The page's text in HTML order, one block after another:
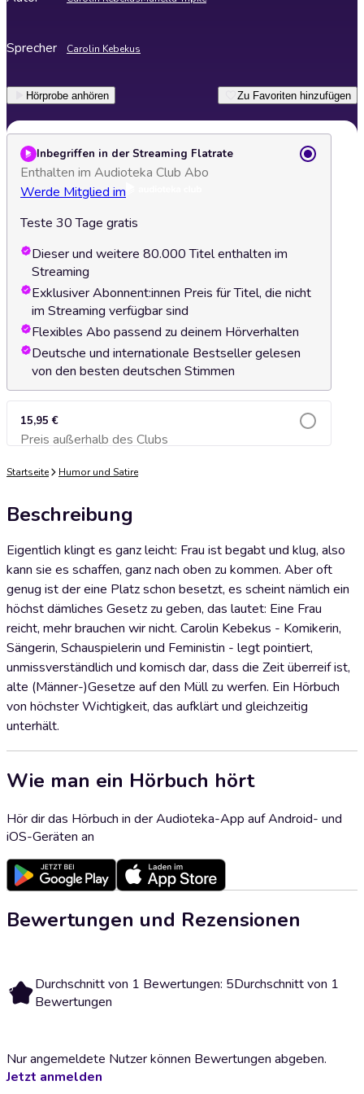
Sprecher Carolin Kebekus
Hörprobe anhören Zu Favoriten hinzufügen
Inbegriffen in der Streaming Flatrate
Enthalten im Audioteka Club Abo
Werde Mitglied im
Teste 30 Tage gratis
Dieser und weitere 80.000 Titel enthalten im
Streaming
Exklusiver Abonnent:innen Preis für Titel, die nicht
im Streaming verfügbar sind
Flexibles Abo passend zu deinem Hörverhalten
Deutsche und internationale Bestseller gelesen
von den besten deutschen Stimmen
15,95 €
Preis außerhalb des ClubsZum Warenkorb hinzufügen
Startseite Humor und Satire
Beschreibung
Eigentlich klingt es ganz leicht: Frau ist begabt und klug, also
kann sie es schaffen, ganz nach oben zu kommen. Aber oft
genug ist der eine Platz schon besetzt, es scheint nämlich ein
höchst dämliches Gesetz zu geben, das lautet: Eine Frau
reicht, mehr brauchen wir nicht. Carolin Kebekus - Komikerin,
Sängerin, Schauspielerin und Feministin - legt pointiert,
unmissverständlich und komisch dar, dass die Zeit überreif ist,
alte (Männer-)Gesetze auf den Müll zu werfen. Ein Hörbuch
von höchster Wichtigkeit, das aufklärt und gleichzeitig
unterhält.
Wie man ein Hörbuch hört
Hör dir das Hörbuch in der Audioteka-App auf Android- und
iOS-Geräten an
Bewertungen und Rezensionen
5 Durchschnitt von 1 Bewertungen: 5Durchschnitt von 1
Bewertungen
Nur angemeldete Nutzer können Bewertungen abgeben.
Jetzt anmelden